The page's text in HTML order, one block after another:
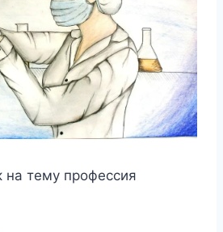
на тему профессия